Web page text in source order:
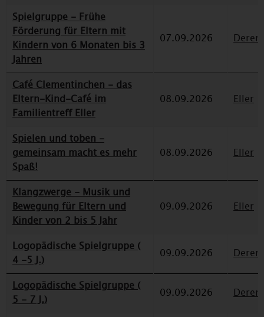
Spielgruppe - Frühe
Förderung für Eltern mit
Kindern von 6 Monaten bis 3
Jahren
07.09.2026
Café Clementinchen - das
Eltern-Kind-Café im
Familientreff Eller
08.09.2026 Eller
Spielen und toben -
gemeinsam macht es mehr
Spaß!
08.09.2026 Eller
Klangzwerge - Musik und
Bewegung für Eltern und
Kinder von 2 bis 5 Jahr
09.09.2026 Eller
Logopädische Spielgruppe (
4 -5 J.)
09.09.2026
Logopädische Spielgruppe (
5 - 7 J.)
09.09.2026